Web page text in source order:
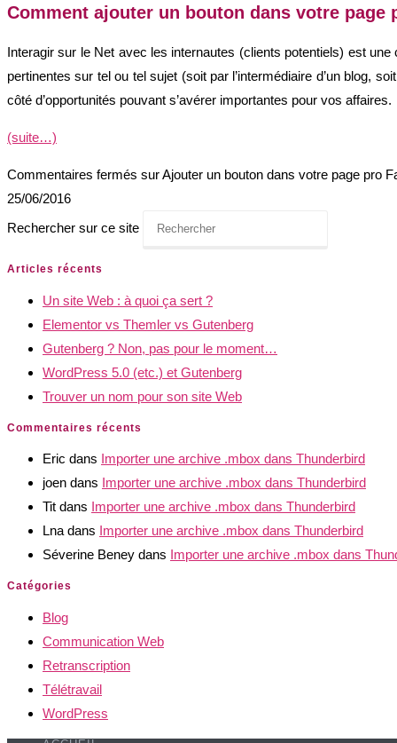
Comment ajouter un bouton dans votre
Interagir sur le Net avec les internautes (clients potentiels) est
pertinentes sur tel ou tel sujet (soit par l’intermédiaire d’un blog,
côté d’opportunités pouvant s’avérer importantes pour vos affaires.
(suite…)
Commentaires fermés sur Ajouter un bouton dans votre page pro
25/06/2016
Rechercher sur ce site
Articles récents
Un site Web : à quoi ça sert ?
Elementor vs Themler vs Gutenberg
Gutenberg ? Non, pas pour le moment…
WordPress 5.0 (etc.) et Gutenberg
Trouver un nom pour son site Web
Commentaires récents
Eric dans Importer une archive .mbox dans Thunderbird
joen dans Importer une archive .mbox dans Thunderbird
Tit dans Importer une archive .mbox dans Thunderbird
Lnadans Importer une archive .mbox dans Thunderbird
Séverine Beney dans Importer une archive .mbox dans
Catégories
Blog
Communication Web
Retranscription
Télétravail
WordPress